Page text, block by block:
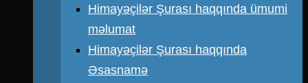
Himayəçilər Şurası haqqında ümumi
məlumat
Himayəçilər Şurası haqqında
Əsasnamə